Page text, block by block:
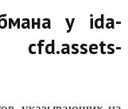
у ida-